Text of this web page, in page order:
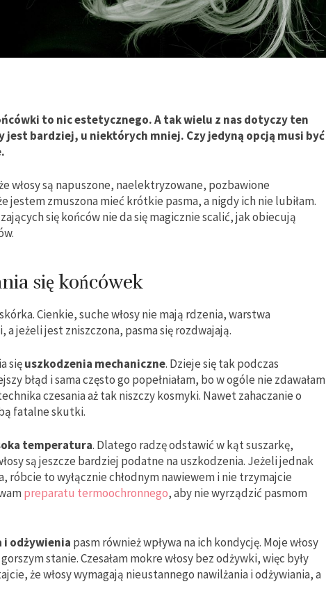
to nic estetycznego. A tak wielu z nas dotyczy ten
bardziej, u niektórych mniej. Czy jedyną opcją musi być
włosy są napuszone, naelektryzowane, pozbawione
jestem zmuszona mieć krótkie pasma, a nigdy ich nie lubiłam.
się końców nie da się magicznie scalić, jak obiecują
się końcówek
Cienkie, suche włosy nie mają rdzenia, warstwa
jeżeli jest zniszczona, pasma się rozdwajają.
sięuszkodzenia mechaniczne. Dzieje się tak podczas
błąd i sama często go popełniałam, bo w ogóle nie zdawałam
czesania aż tak niszczy kosmyki. Nawet zahaczanie o
fatalne skutki.
temperatura. Dlatego radzę odstawić w kąt suszarkę,
są jeszcze bardziej podatne na uszkodzenia. Jeżeli jednak
róbcie to wyłącznie chłodnym nawiewem i nie trzymajcie
preparatu termoochronnego, aby nie wyrządzić pasmom
i odżywienia pasm również wpływa na ich kondycję. Moje włosy
stanie. Czesałam mokre włosy bez odżywki, więc były
że włosy wymagają nieustannego nawilżania i odżywiania, a